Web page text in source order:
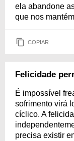
ela abandone
que nos
COPIAR
Felicidade
É impossível
sofrimento virá
cíclico. A
precisa existir